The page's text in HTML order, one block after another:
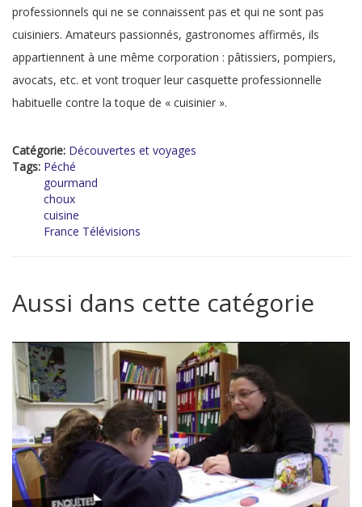
professionnels qui ne se connaissent pas et qui ne sont pas
cuisiniers. Amateurs passionnés, gastronomes affirmés, ils
appartiennent à une même corporation : pâtissiers, pompiers,
avocats, etc. et vont troquer leur casquette professionnelle
habituelle contre la toque de « cuisinier ».
Catégorie: Découvertes et voyages
Tags: Péché
gourmand
choux
cuisine
France Télévisions
Aussi dans cette catégorie